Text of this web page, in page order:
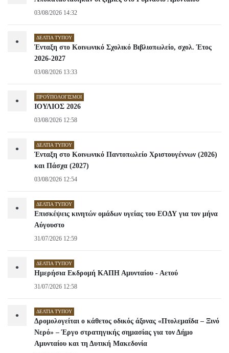
03/08/2026 14:32
• ΔΕΛΤΊΑ ΤΎΠΟΥ
Ένταξη στο Κοινωνικό Σχολικό Βιβλιοπωλείο, σχολ. Έτος
2026-2027
03/08/2026 13:33
• ΠΡΟΫΠΟΛΟΓΙΣΜΟΊ
ΙΟΥΛΙΟΣ 2026
03/08/2026 12:58
• ΔΕΛΤΊΑ ΤΎΠΟΥ
Ένταξη στο Κοινωνικό Παντοπωλείο Χριστουγέννων (2026)
και Πάσχα (2027)
03/08/2026 12:54
• ΔΕΛΤΊΑ ΤΎΠΟΥ
Επισκέψεις κινητών ομάδων υγείας του ΕΟΔΥ για τον μήνα
Αύγουστο
31/07/2026 12:59
• ΔΕΛΤΊΑ ΤΎΠΟΥ
Ημερήσια Εκδρομή ΚΑΠΗ Αμυνταίου - Αετού
31/07/2026 12:58
• ΔΕΛΤΊΑ ΤΎΠΟΥ
Δρομολογείται ο κάθετος οδικός άξονας «Πτολεμαΐδα – Ξινό
Νερό» – Έργο στρατηγικής σημασίας για τον Δήμο
Αμυνταίου και τη Δυτική Μακεδονία